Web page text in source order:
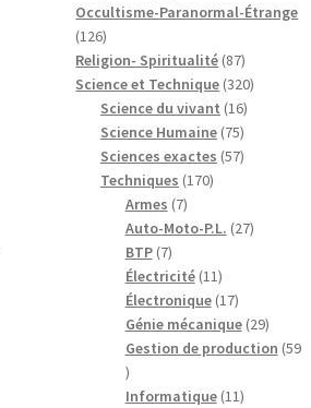
produits
Occultisme-Paranormal-Étrange
126126
produits
Religion- Spiritualité 8787
produits
Science et Technique 320320
Science du vivant 1616
produits
Science Humaine 7575
produits
Sciences exactes 5757
Techniques 170170
Armes 77
produits
Auto-Moto-P.L. 2727
BTP 77
produits
Électricité 1111
produits
Électronique 1717
produits
Génie mécanique 2929
produits
Gestion de production 59
59
produits
Informatique 1111